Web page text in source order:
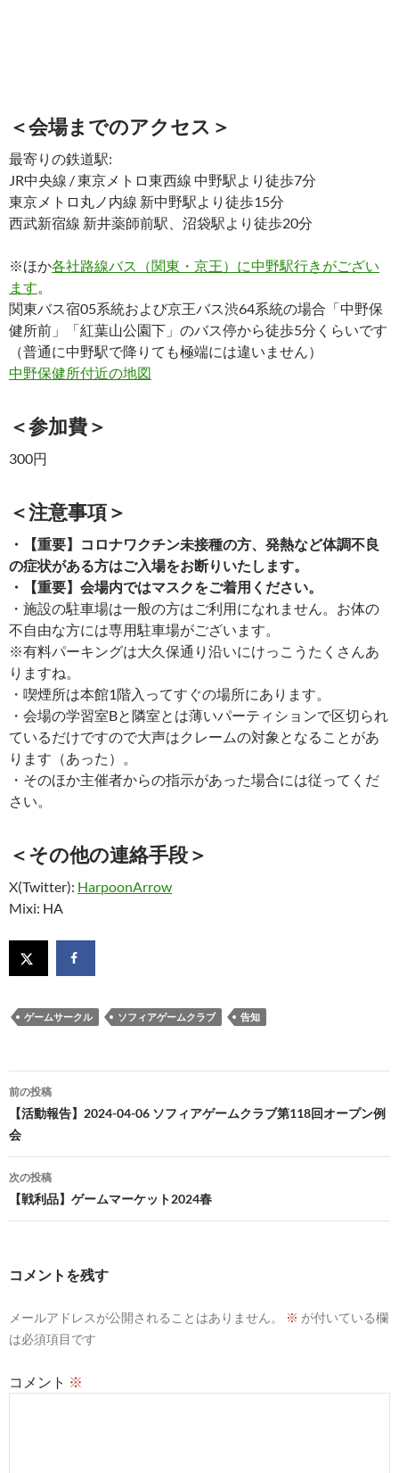
＜会場までのアクセス＞
最寄りの鉄道駅:
JR中央線 / 東京メトロ東西線 中野駅より徒歩7分
東京メトロ丸ノ内線 新中野駅より徒歩15分
西武新宿線 新井薬師前駅、沼袋駅より徒歩20分
※ほか各社路線バス（関東・京王）に中野駅行きがござい
ます。
関東バス宿05系統および京王バス渋64系統の場合「中野保
健所前」「紅葉山公園下」のバス停から徒歩5分くらいです
（普通に中野駅で降りても極端には違いません）
中野保健所付近の地図
＜参加費＞
300円
＜注意事項＞
・【重要】コロナワクチン未接種の方、発熱など体調不良
の症状がある方はご入場をお断りいたします。
・【重要】会場内ではマスクをご着用ください。
・施設の駐車場は一般の方はご利用になれません。お体の
不自由な方には専用駐車場がございます。
※有料パーキングは大久保通り沿いにけっこうたくさんあ
りますね。
・喫煙所は本館1階入ってすぐの場所にあります。
・会場の学習室Bと隣室とは薄いパーティションで区切られ
ているだけですので大声はクレームの対象となることがあ
ります（あった）。
・そのほか主催者からの指示があった場合には従ってくだ
さい。
＜その他の連絡手段＞
X(Twitter): HarpoonArrow
Mixi: HA
ゲームサークル ソフィアゲームクラブ 告知
投
稿
ナ
ビ
ゲ
シ
ン
前の投稿
【活動報告】2024-04-06 ソフィアゲームクラブ第118回オープン例
会
次の投稿
【戦利品】ゲームマーケット2024春
コメントを残す
メールアドレスが公開されることはありません。 ※ が付いている欄
は必須項目です
コメント ※